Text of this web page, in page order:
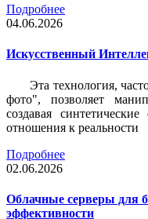
Подробнее
04.06.2026
Искусственный
Эта технология,
фото", позволяет
создавая
отношения к реальности
Подробнее
02.06.2026
Облачные серверы для
эффективности